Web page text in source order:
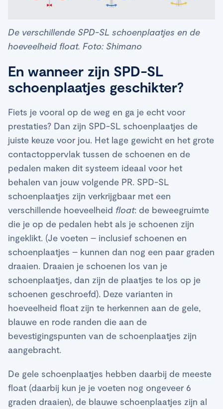
De verschillende SPD-SL schoenplaatjes en de
hoeveelheid float. Foto: Shimano
En wanneer zijn SPD-SL
schoenplaatjes geschikter?
Fiets je vooral op de weg en ga je echt voor
prestaties? Dan zijn SPD-SL schoenplaatjes de
juiste keuze voor jou. Het lage gewicht en het grote
contactoppervlak tussen de schoenen en de
pedalen maken dit systeem ideaal voor het
behalen van jouw volgende PR. SPD-SL
schoenplaatjes zijn verkrijgbaar met een
verschillende hoeveelheid float: de beweegruimte
die je op de pedalen hebt als je schoenen zijn
ingeklikt. (Je voeten – inclusief schoenen en
schoenplaatjes – kunnen dan nog een paar graden
draaien. Draaien je schoenen los van je
schoenplaatjes, dan zijn de plaatjes te los op je
schoenen geschroefd). Deze varianten in
hoeveelheid float zijn te herkennen aan de gele,
blauwe en rode randen die aan de
bevestigingspunten van de schoenplaatjes zijn
aangebracht.
De gele schoenplaatjes hebben daarbij de meeste
float (daarbij kun je je voeten nog ongeveer 6
graden draaien), de blauwe schoenplaatjes zijn al